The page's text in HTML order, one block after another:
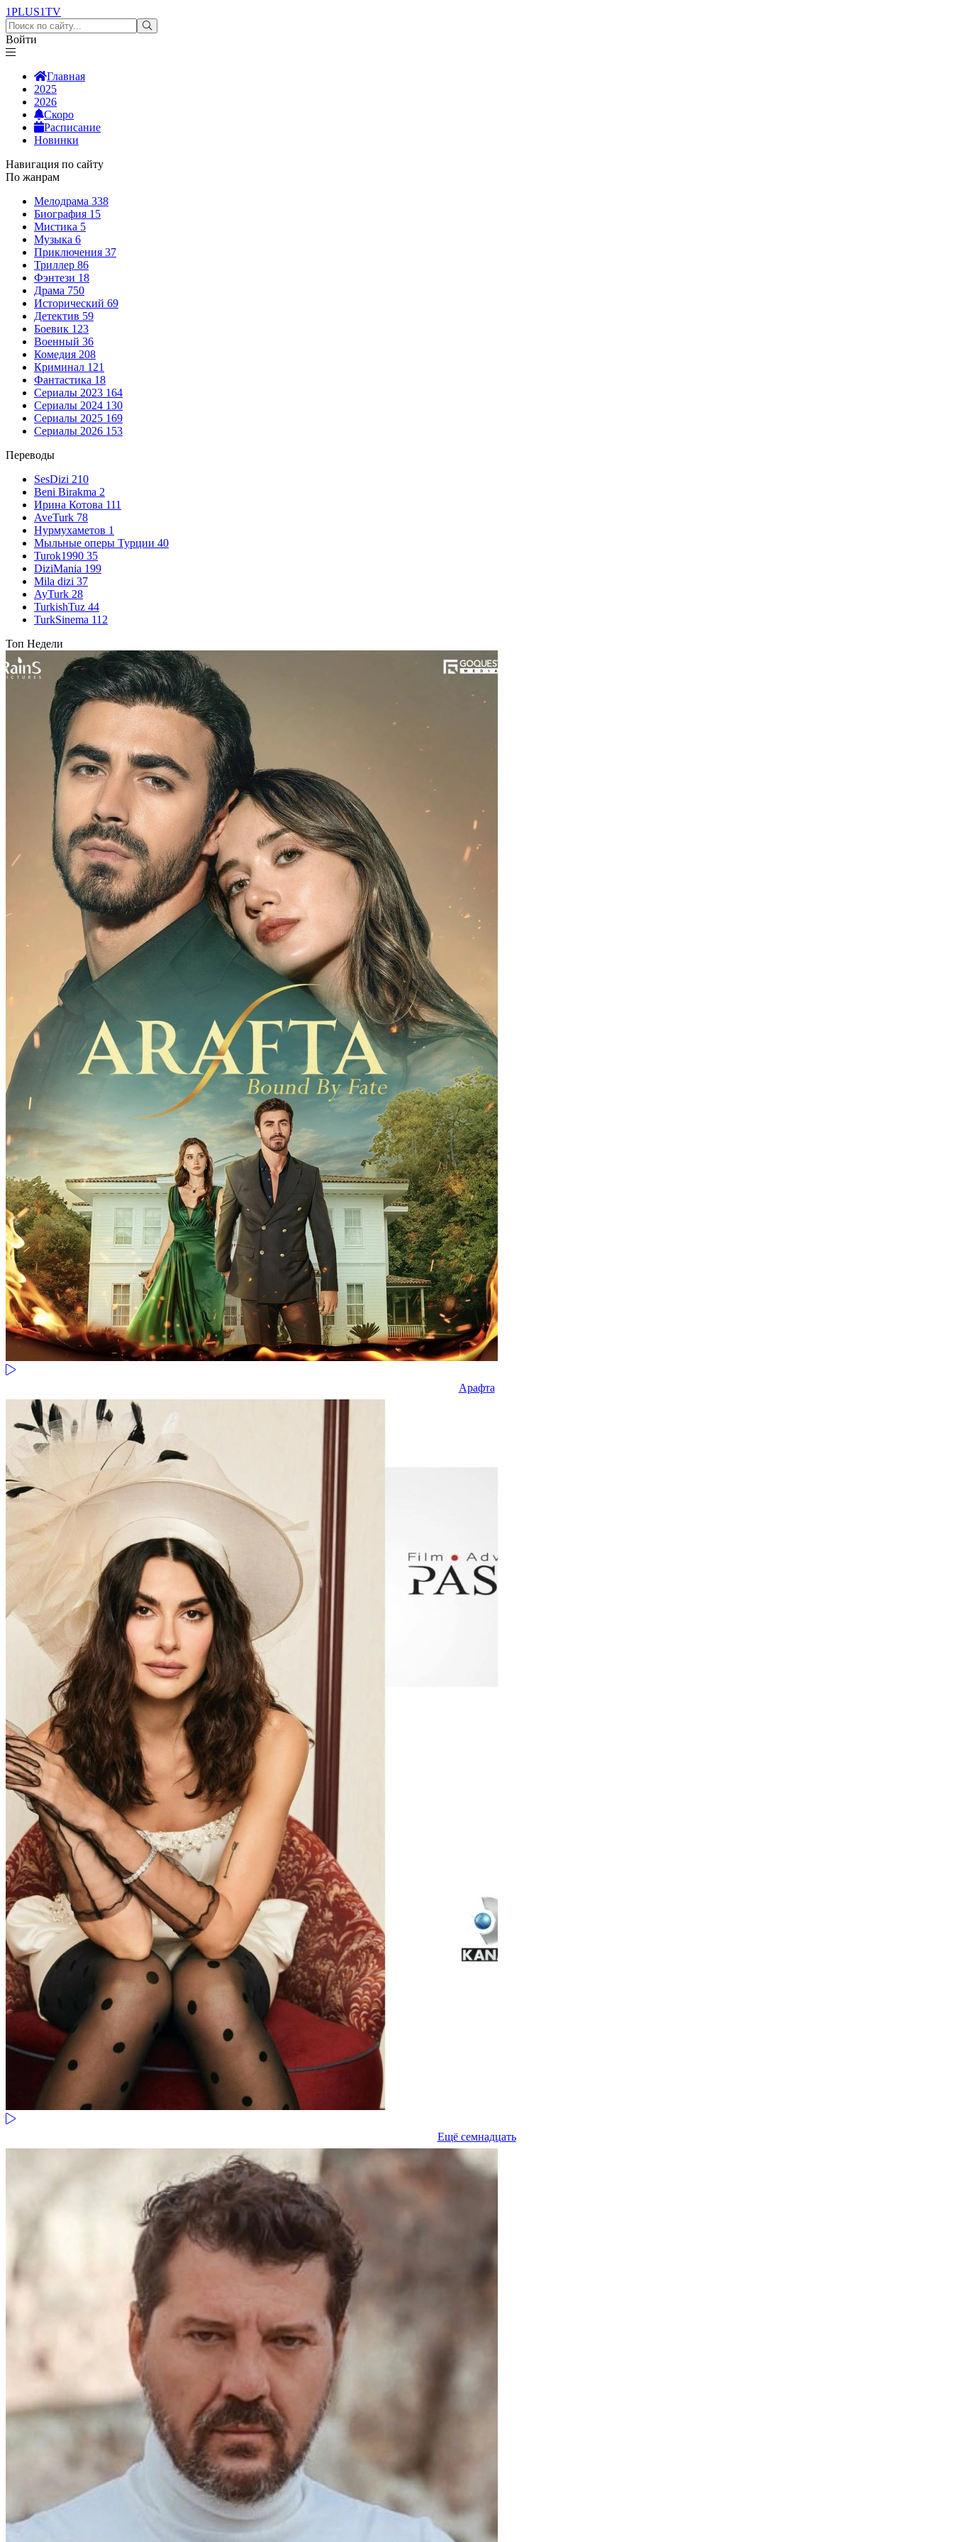
1PLUS1TV
Войти
Главная
2025
2026
Скоро
Расписание
Новинки
Навигация по сайту
По жанрам
Мелодрама 338
Биография 15
Мистика 5
Музыка 6
Приключения 37
Триллер 86
Фэнтези 18
Драма 750
Исторический 69
Детектив 59
Боевик 123
Военный 36
Комедия 208
Криминал 121
Фантастика 18
Сериалы 2023 164
Сериалы 2024 130
Сериалы 2025 169
Сериалы 2026 153
Переводы
SesDizi 210
Beni Birakma 2
Ирина Котова 111
AveTurk 78
Нурмухаметов 1
Мыльные оперы Турции 40
Turok1990 35
DiziMania 199
Mila dizi 37
AyTurk 28
TurkishTuz 44
TurkSinema 112
Топ Недели
Арафта
Ещё семнадцать